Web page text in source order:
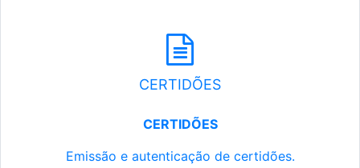
CERTIDÕES
CERTIDÕES
Emissão e autenticação de certidões.